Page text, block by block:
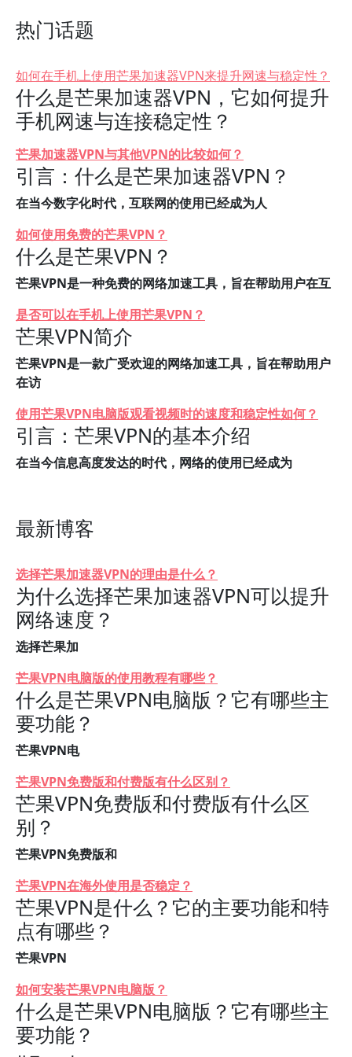
热门话题
如何在手机上使用芒果加速器VPN来提升网速与稳定性？
什么是芒果加速器VPN，它如何提升
手机网速与连接稳定性？
芒果加速器VPN与其他VPN的比较如何？
引言：什么是芒果加速器VPN？
在当今数字化时代，互联网的使用已经成为人
如何使用免费的芒果VPN？
什么是芒果VPN？
芒果VPN是一种免费的网络加速工具，旨在帮助用户在互
是否可以在手机上使用芒果VPN？
芒果VPN简介
芒果VPN是一款广受欢迎的网络加速工具，旨在帮助用户
在访
使用芒果VPN电脑版观看视频时的速度和稳定性如何？
引言：芒果VPN的基本介绍
在当今信息高度发达的时代，网络的使用已经成为
最新博客
选择芒果加速器VPN的理由是什么？
为什么选择芒果加速器VPN可以提升
网络速度？
选择芒果加
芒果VPN电脑版的使用教程有哪些？
什么是芒果VPN电脑版？它有哪些主
要功能？
芒果VPN电
芒果VPN免费版和付费版有什么区别？
芒果VPN免费版和付费版有什么区
别？
芒果VPN免费版和
芒果VPN在海外使用是否稳定？
芒果VPN是什么？它的主要功能和特
点有哪些？
芒果VPN
如何安装芒果VPN电脑版？
什么是芒果VPN电脑版？它有哪些主
要功能？